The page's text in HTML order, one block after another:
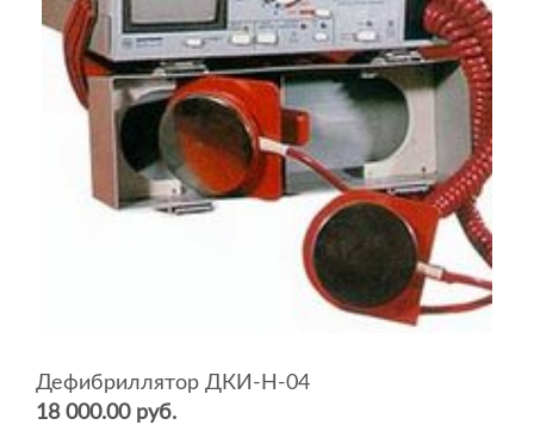
Дефибриллятор ДКИ-Н-04
18 000.00 руб.